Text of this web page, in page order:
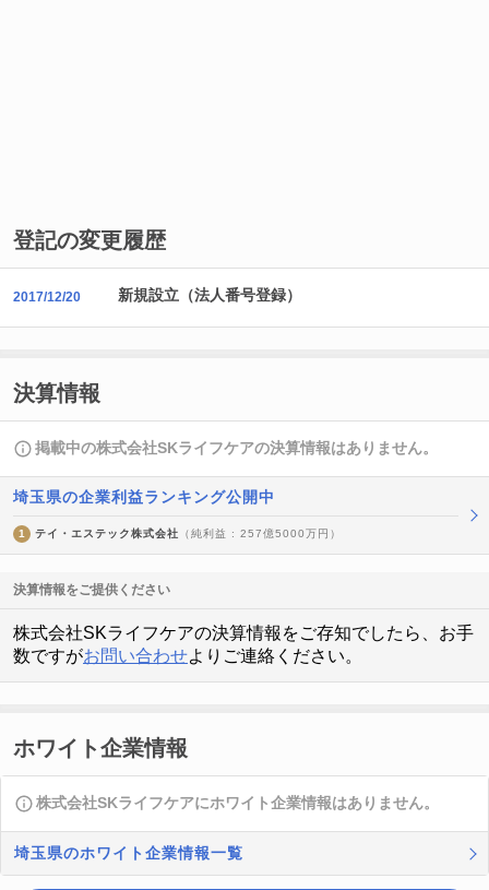
登記の変更履歴
2017/12/20 新規設立（法人番号登録）
決算情報
掲載中の株式会社SKライフケアの決算情報はありません。
埼玉県の企業利益ランキング公開中
1 テイ・エステック株式会社 （純利益 : 257億5000万円）
決算情報をご提供ください
株式会社SKライフケアの決算情報をご存知でしたら、お手
数ですがお問い合わせよりご連絡ください。
ホワイト企業情報
株式会社SKライフケアにホワイト企業情報はありません。
埼玉県のホワイト企業情報一覧